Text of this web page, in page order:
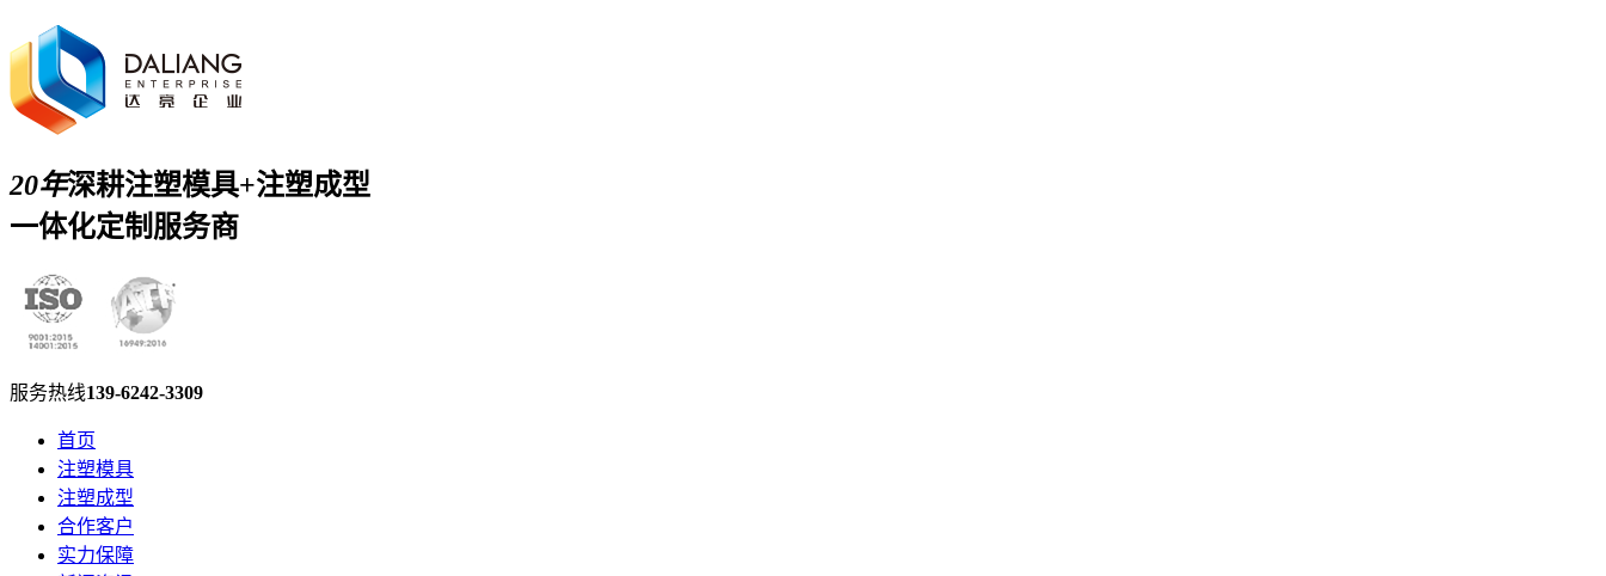
20年深耕注塑模具+注塑成型
一体化定制服务商
服务热线139-6242-3309
首页
注塑模具
注塑成型
合作客户
实力保障